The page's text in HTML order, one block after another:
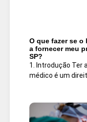
O que fazer se
a fornecer meu
SP?
1. Introdução Ter
médico é um